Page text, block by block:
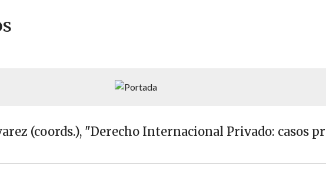
(coords.), "Derecho Internacional Privado: casos